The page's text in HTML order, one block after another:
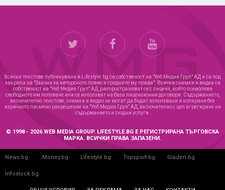
Всички текстове публикувани в Lifestyle.bg са собственост на "Уеб Медия Груп" АД и са под
закрила на "Закона за авторското право и сродните му права". Всички снимки и видеа са
собственост на "Уеб Медия Груп" АД, разпространяват се с лиценз, който позволява
свободното им ползване или се използват на база лицензионни договори. Съдържанието,
включително текстове, снимки и видео не могат да бъдат използвани и копирани без
изричното писмено разрешение на "Уеб Медия Груп" АД, включително с цел агрегиране на
съдържанието и сходни услуги.
© 1998 - 2026 WEB MEDIA GROUP. LIFESTYLE.BG Е РЕГИСТРИРАНА ТЪРГОВСКА
МАРКА. ВСИЧКИ ПРАВА ЗАПАЗЕНИ.
News.bg Money.bg Lifestyle.bg Topsport.bg Gladen.bg
Infostock.bg